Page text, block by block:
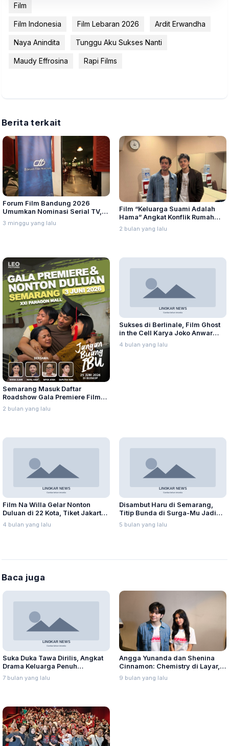
Film
Film Indonesia Film Lebaran 2026 Ardit Erwandha
Naya Anindita Tunggu Aku Sukses Nanti
Maudy Effrosina Rapi Films
Berita terkait
Forum Film Bandung 2026
Umumkan Nominasi Serial TV,
Web Hingga Pemeran Utama
Terpuji
3 minggu yang lalu
Film “Keluarga Suami Adalah
Hama” Angkat Konflik Rumah
Tangga yang Relate dengan
Kehidupan Nyata
2 bulan yang lalu
Semarang Masuk Daftar
Roadshow Gala Premiere Film
“Jangan Buang Ibu”
2 bulan yang lalu
Sukses di Berlinale, Film Ghost
in the Cell Karya Joko Anwar
Tembus 86 Negara
4 bulan yang lalu
Film Na Willa Gelar Nonton
Duluan di 22 Kota, Tiket Jakarta
Sold Out
4 bulan yang lalu
Disambut Haru di Semarang,
Titip Bunda di Surga-Mu Jadi
Pengingat Pulang Jelang
Ramadan
5 bulan yang lalu
Baca juga
Suka Duka Tawa Dirilis, Angkat
Drama Keluarga Penuh
Emosional
7 bulan yang lalu
Angga Yunanda dan Shenina
Cinnamon: Chemistry di Layar,
Harmoni di Kehidupan Nyata
Lewat Film Dopamin
9 bulan yang lalu